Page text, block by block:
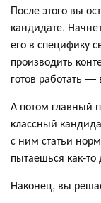
После этого вы
кандидате.
его в специфику
производить
готов работать
А потом главный
классный
с ним статьи
пытаешься как-то
Наконец, вы